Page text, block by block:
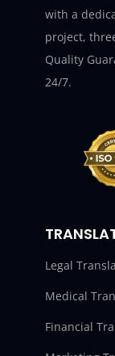
with a
project,
Quality
24/7.
Legal
Medical
Financial